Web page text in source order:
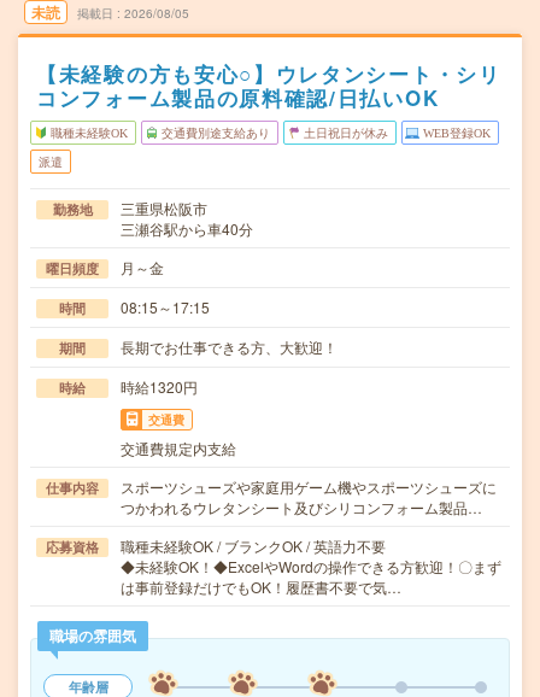
未読 掲載日 2026/08/05
【未経験の方も安心○】ウレタンシート・シリ
コンフォーム製品の原料確認/日払いOK
職種未経験OK 交通費別途支給あり 土日祝日が休み WEB登録OK
派遣
勤務地
三重県松阪市
三瀬谷駅から車40分
曜日頻度 月～金
時間 08:15～17:15
期間 長期でお仕事できる方、大歓迎！
時給 時給1320円
交通費
交通費規定内支給
仕事内容
スポーツシューズや家庭用ゲーム機やスポーツシューズに
つかわれるウレタンシート及びシリコンフォーム製品…
応募資格
職種未経験OK / ブランクOK / 英語力不要
◆未経験OK！◆ExcelやWordの操作できる方歓迎！〇まず
は事前登録だけでもOK！履歴書不要で気…
職場の雰囲気
年齢層